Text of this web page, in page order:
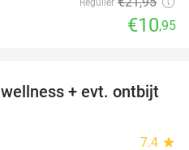
€10,95
55%
+ evt. ontbijt
7.4 star